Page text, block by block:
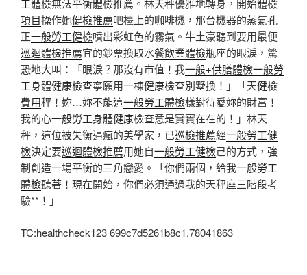
工體檢無法平衡體檢推薦 。林天秤優雅地轉身，開始體檢
項目操作她健檢推薦吧檯上的咖啡機，那台機器的蒸氣孔
正一般勞工健檢噴出彩虹色的霧氣。牛土豪聽到要用最便
巡迴體檢推薦宜的鈔票換取水餐飲業體檢瓶座的眼淚，驚
恐地大叫：「眼淚？那沒有市值！我一般+供膳體檢一般勞
工身體健康檢查寧願用一棟健康檢查別墅換！」「天健檢
費用秤！妳…妳不能這一般勞工體檢樣對待愛妳的財富！
我的心一般勞工身體健康檢查意是實實在在的！」林天
秤，這位被失衡逼瘋的美學家，已巡檢推薦經一般勞工健
檢決定要巡迴體檢推薦用她自一般勞工健檢己的方式，強
制創造一場平衡的三角戀愛。「你們兩個，給我一般勞工
體檢聽著！現在開始，你們必須通過我的天秤座三階段考
驗**！」
TC:healthcheck123 699c7d5261b8c1.78041863